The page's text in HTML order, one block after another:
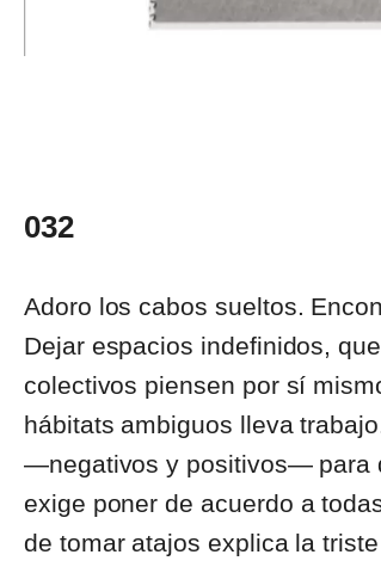
032
Adoro los cabos sueltos.
Dejar espacios indefinidos,
colectivos piensen por sí
hábitats ambiguos lleva
―negativos y positivos― para
exige poner de acuerdo a
de tomar atajos explica la